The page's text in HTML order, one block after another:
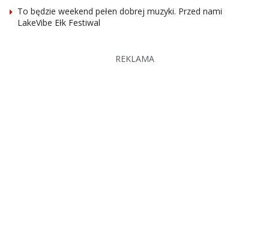
To będzie weekend pełen dobrej muzyki. Przed nami
LakeVibe Ełk Festiwal
REKLAMA